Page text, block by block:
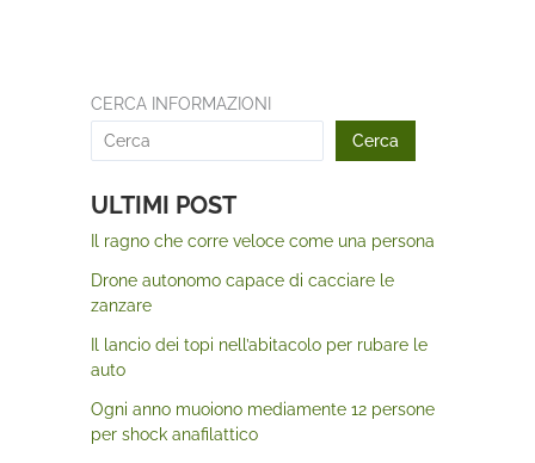
CERCA INFORMAZIONI
Cerca
ULTIMI POST
Il ragno che corre veloce come una persona
Drone autonomo capace di cacciare le
zanzare
Il lancio dei topi nell’abitacolo per rubare le
auto
Ogni anno muoiono mediamente 12 persone
per shock anafilattico